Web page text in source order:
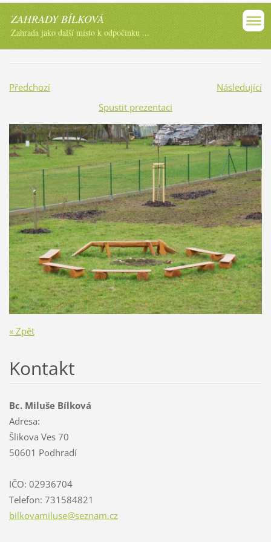
ZAHRADY BÍLKOVÁ
Zahrada jako další místo k odpočinku ...
Předchozí
Následující
Spustit prezentaci
« Zpět
Kontakt
Bc. Miluše Bílková
Adresa:
Šlikova Ves 70
50601 Podhradí
IČO: 02936704
Telefon: 731584821
bilkovamiluse@seznam.cz